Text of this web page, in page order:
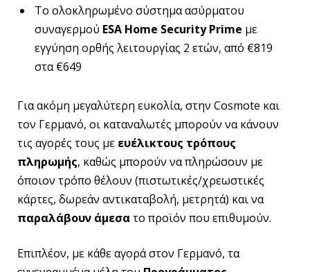
Το ολοκληρωμένο σύστημα ασύρματου
συναγερμού ESA Home Security Prime με
εγγύηση ορθής λειτουργίας 2 ετών, από €819
στα €649
Για ακόμη μεγαλύτερη ευκολία, στην Cosmote και
τον Γερμανό, οι καταναλωτές μπορούν να κάνουν
τις αγορές τους με ευέλικτους τρόπους
πληρωμής, καθώς μπορούν να πληρώσουν με
όποιον τρόπο θέλουν (πιστωτικές/χρεωστικές
κάρτες, δωρεάν αντικαταβολή, μετρητά) και να
παραλάβουν άμεσατο προϊόν που επιθυμούν.
Επιπλέον, με κάθε αγορά στον Γερμανό, τα